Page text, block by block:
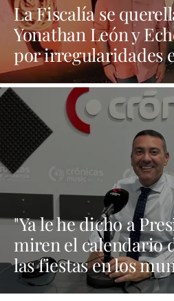
La Fiscalía se
Yonathan León y
por irregularidades
contrataciones de las
"Ya le he dicho a
miren el calendario
las fiestas en los
Dolores Corujo